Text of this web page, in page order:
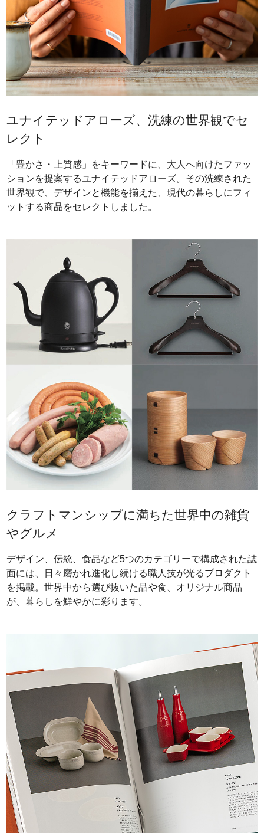
ユナイテッドアローズ、洗練の世界観でセ
レクト
「豊かさ・上質感」をキーワードに、大人へ向けたファッ
ションを提案するユナイテッドアローズ。その洗練された
世界観で、デザインと機能を揃えた、現代の暮らしにフィ
ットする商品をセレクトしました。
クラフトマンシップに満ちた世界中の雑貨
やグルメ
デザイン、伝統、食品など5つのカテゴリーで構成された誌
面には、日々磨かれ進化し続ける職人技が光るプロダクト
を掲載。世界中から選び抜いた品や食、オリジナル商品
が、暮らしを鮮やかに彩ります。